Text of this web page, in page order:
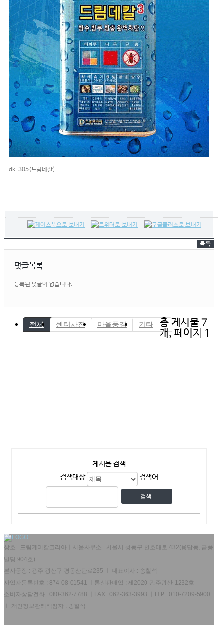
dk-305(드림데칼)
목록
댓글목록
등록된 댓글이 없습니다.
전체 센터사진 마을풍경 기타
총 게시물 7
개, 페이지 1
dk-305(드림데칼)
09-02 조회수 1170
관리자 09-02 조회수 1232
기타 dk-307(다막스)
관리자 09-01 조회수 1259
게시물 검색
검색대상
검색어
상호 : 드림케미칼코리아ㅣ서울사무소 : 서울시 성동구 천호대로 432(용답동, 금풍
빌딩 904호)
본사공장 : 광주 광산구 평동산단로235 ㅣ 대표이사 : 송칠석
사업자등록번호 : 874-08-01541 ㅣ통신판매업 : 제2020-광주광산-1232호
소비자상담전화 : 080-362-7788 ㅣFAX : 062-363-3993 ㅣH.P : 010-7209-5900
ㅣ 개인정보관리책임자 : 송칠석